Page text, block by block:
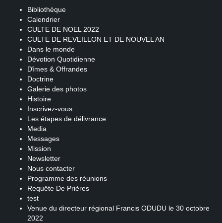
Bibliothèque
Calendrier
CULTE DE NOEL 2022
CULTE DE REVEILLON ET DE NOUVEL AN
Dans le monde
Dévotion Quotidienne
Dîmes & Offrandes
Doctrine
Galerie des photos
Histoire
Inscrivez-vous
Les étapes de délivrance
Media
Messages
Mission
Newsletter
Nous contacter
Programme des réunions
Requête De Prières
test
Venue du directeur régional Francis ODUDU le 30 octobre
2022